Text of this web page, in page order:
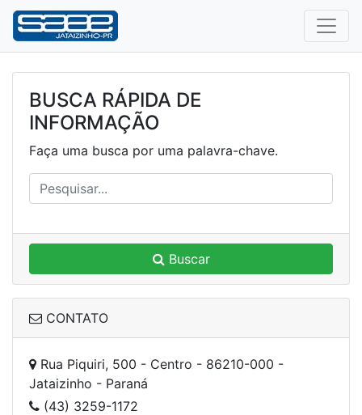
BUSCA RÁPIDA DE
INFORMAÇÃO
Faça uma busca por uma palavra-chave.
Buscar
CONTATO
Rua Piquiri, 500 - Centro - 86210-000 -
Jataizinho - Paraná
(43) 3259-1172